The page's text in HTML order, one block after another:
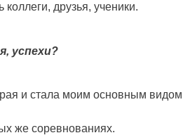
друзья, ученики.
успехи?
и стала моим основным видом
же соревнованиях.